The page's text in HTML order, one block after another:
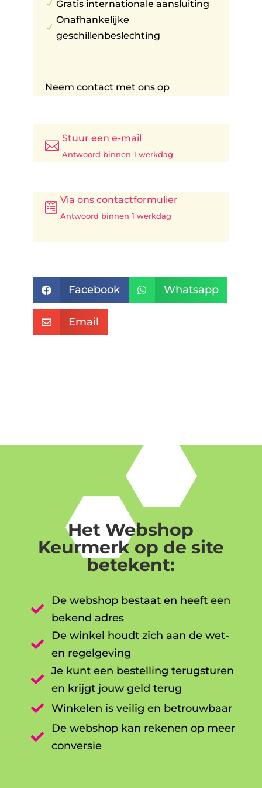
N Gratis internationale aansluiting
N
Onafhankelijke
geschillenbeslechting
Neem contact met ons op

Stuur een e-mail
Antwoord binnen 1 werkdag

Via ons contactformulier
Antwoord binnen 1 werkdag
 Facebook  Whatsapp
 Email
Het Webshop
Keurmerk op de site
betekent:

De webshop bestaat en heeft een
bekend adres

De winkel houdt zich aan de wet-
en regelgeving

Je kunt een bestelling terugsturen
en krijgt jouw geld terug

Winkelen is veilig en betrouwbaar

De webshop kan rekenen op meer
conversie